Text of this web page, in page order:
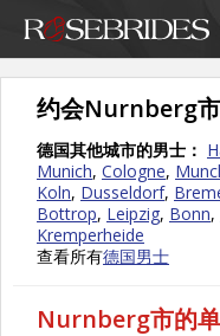
约会Nurnberg
德国其他城市的男士：
Munich, Cologne,
Koln, Dusseldorf,
Bottrop, Leipzig, Bonn,
Kremperheide
查看所有德国男士
Nurnberg市的